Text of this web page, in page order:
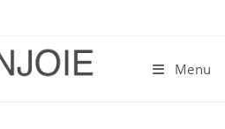
Menu